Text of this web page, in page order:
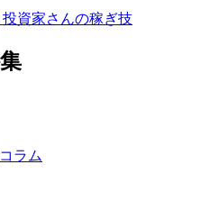
資家さんの稼ぎ技
ラム